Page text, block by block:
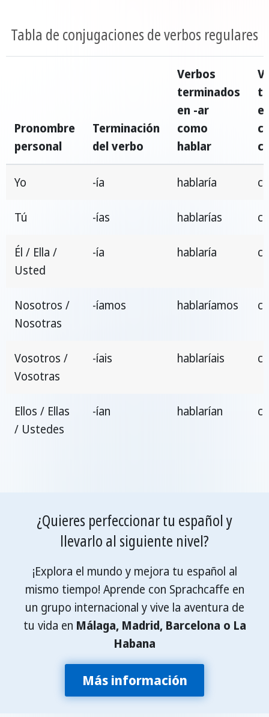
Tabla de conjugaciones de verbos regulares
Pronombre
personal
Terminación
del verbo
Verbos
terminados
en -ar
como
hablar
Yo -ía hablaría
Tú -ías hablarías
Él / Ella /
Usted
-ía hablaría
Nosotros /
Nosotras
-íamos hablaríamos
Vosotros /
Vosotras
-íais hablaríais
Ellos / Ellas
/ Ustedes
-ían hablarían
¿Quieres perfeccionar tu español y
llevarlo al siguiente nivel?
¡Explora el mundo y mejora tu español al
mismo tiempo! Aprende con Sprachcaffe en
un grupo internacional y vive la aventura de
tu vida en Málaga, Madrid, Barcelona o La
Habana
Más información